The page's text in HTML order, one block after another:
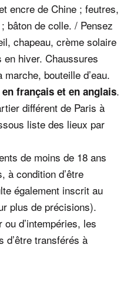
encre de Chine ; feutres,
bâton de colle. / Pensez
chapeau, crème solaire
en hiver. Chaussures
bouteille d’eau.
en français et en anglais.
différent de Paris à
liste des lieux par
de moins de 18 ans
à condition d’être
également inscrit au
plus de précisions).
d’intempéries, les
d’être transférés à